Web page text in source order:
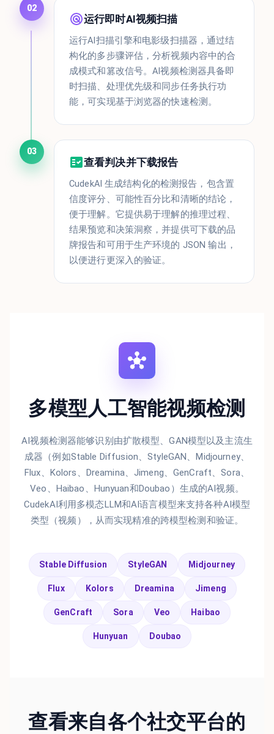
02
运行即时AI视频扫描
运行AI扫描引擎和电影级扫描器，通过结
构化的多步骤评估，分析视频内容中的合
成模式和篡改信号。AI视频检测器具备即
时扫描、处理优先级和同步任务执行功
能，可实现基于浏览器的快速检测。
03
查看判决并下载报告
CudekAI 生成结构化的检测报告，包含置
信度评分、可能性百分比和清晰的结论，
便于理解。它提供易于理解的推理过程、
结果预览和决策洞察，并提供可下载的品
牌报告和可用于生产环境的 JSON 输出，
以便进行更深入的验证。
多模型人工智能视频检测
AI视频检测器能够识别由扩散模型、GAN模型以及主流生
成器（例如Stable Diffusion、StyleGAN、Midjourney、
Flux、Kolors、Dreamina、Jimeng、GenCraft、Sora、
Veo、Haibao、Hunyuan和Doubao）生成的AI视频。
CudekAI利用多模态LLM和AI语言模型来支持各种AI模型
类型（视频），从而实现精准的跨模型检测和验证。
Stable Diffusion StyleGAN Midjourney
Flux Kolors Dreamina Jimeng
GenCraft Sora Veo Haibao
Hunyuan Doubao
查看来自各个社交平台的